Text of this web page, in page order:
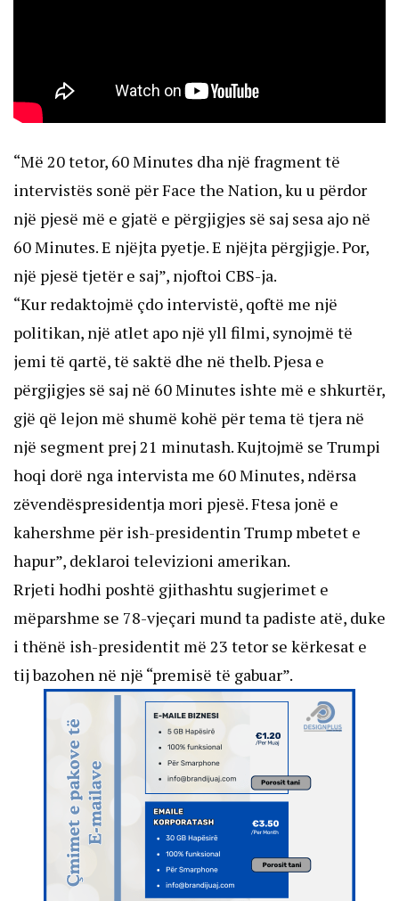
“Më 20 tetor, 60 Minutes dha një fragment të
intervistës sonë për Face the Nation, ku u përdor
një pjesë më e gjatë e përgjigjes së saj sesa ajo në
60 Minutes. E njëjta pyetje. E njëjta përgjigje. Por,
një pjesë tjetër e saj”, njoftoi CBS-ja.
“Kur redaktojmë çdo intervistë, qoftë me një
politikan, një atlet apo një yll filmi, synojmë të
jemi të qartë, të saktë dhe në thelb. Pjesa e
përgjigjes së saj në 60 Minutes ishte më e shkurtër,
gjë që lejon më shumë kohë për tema të tjera në
një segment prej 21 minutash. Kujtojmë se Trumpi
hoqi dorë nga intervista me 60 Minutes, ndërsa
zëvendëspresidentja mori pjesë. Ftesa jonë e
kahershme për ish-presidentin Trump mbetet e
hapur”, deklaroi televizioni amerikan.
Rrjeti hodhi poshtë gjithashtu sugjerimet e
mëparshme se 78-vjeçari mund ta padiste atë, duke
i thënë ish-presidentit më 23 tetor se kërkesat e
tij bazohen në një “premisë të gabuar”.